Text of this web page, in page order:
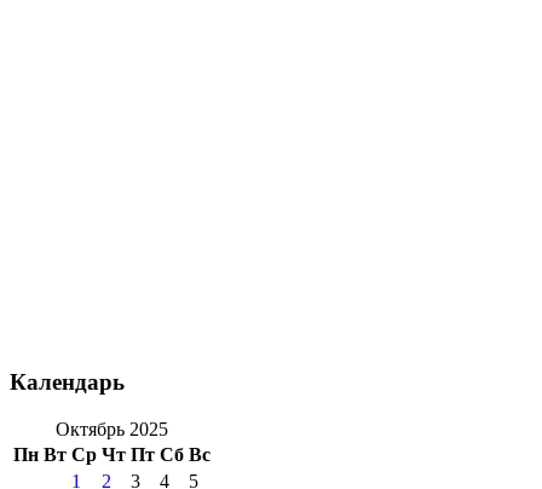
Календарь
Октябрь 2025
Пн Вт Ср Чт Пт Сб Вс
1
2 3 4 5